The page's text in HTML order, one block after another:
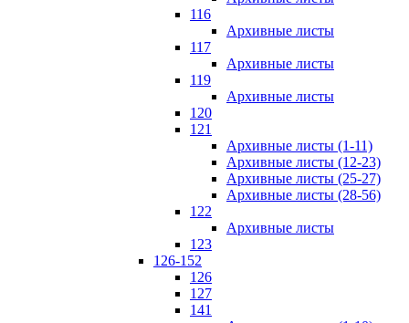
116
Архивные листы
117
Архивные листы
119
Архивные листы
120
121
Архивные листы (1-11)
Архивные листы (12-23)
Архивные листы (25-27)
Архивные листы (28-56)
122
Архивные листы
123
126-152
126
127
141